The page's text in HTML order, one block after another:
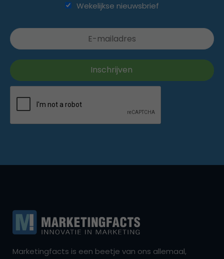
Wekelijkse nieuwsbrief
Marketingfacts is een beetje van ons allemaal,